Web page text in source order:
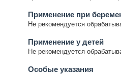
Применение при
Не рекомендуется
Применение у детей
Не рекомендуется
Особые указания